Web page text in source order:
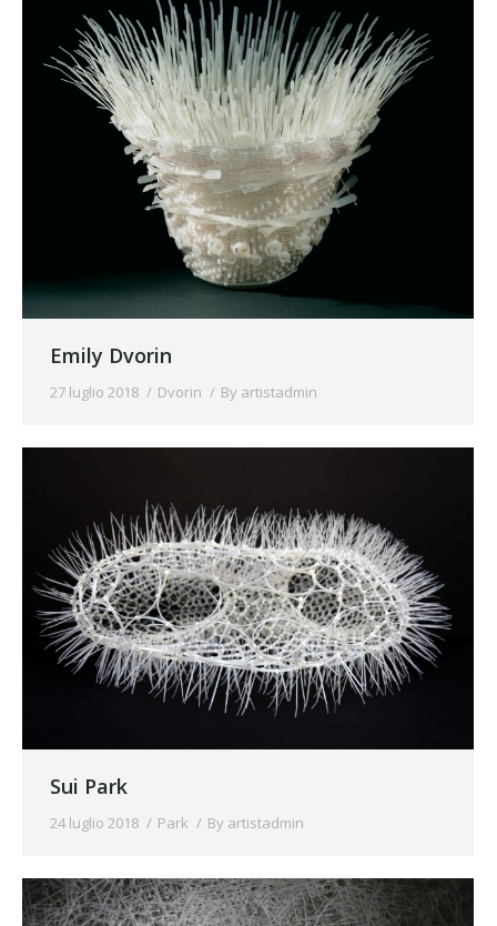
Emily Dvorin
27 luglio 2018 Dvorin By artistadmin
Sui Park
24 luglio 2018 Park By artistadmin